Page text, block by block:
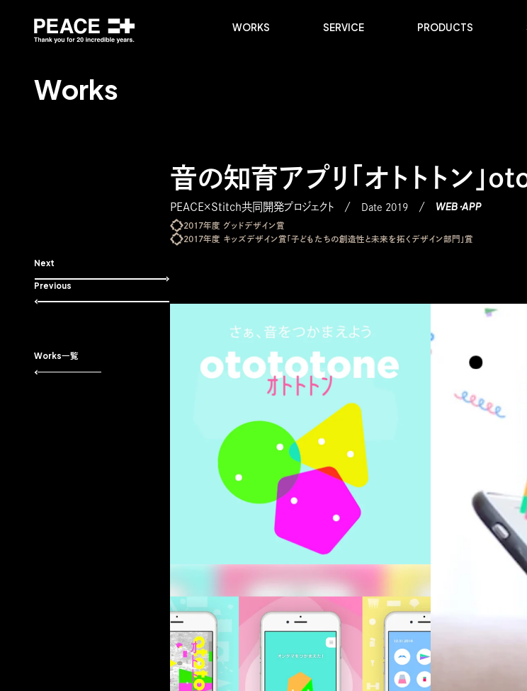
WORKS SERVICE PRODUCTS
Works
Next
Previous
Works一覧
音の知育アプリ「オトトトン」
PEACE×Stitch共同開発プロジェクト Date 2019 WEB・APP
2017年度 グッドデザイン賞
2017年度 キッズデザイン賞「子どもたちの創造性と未来を拓くデザイン部門」賞